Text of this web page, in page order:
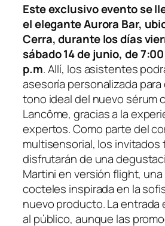
Este exclusivo evento se
el elegante Aurora Bar,
Cerra, durante los días
sábado 14 de junio, de
p.m. Allí, los asistentes
asesoría personalizada
tono ideal del nuevo sérum
Lancôme, gracias a la
expertos. Como parte del
multisensorial, los invitados
disfrutarán de una
Martini en versión flight,
cocteles inspirada en la
nuevo producto. La entrada
al público, aunque las